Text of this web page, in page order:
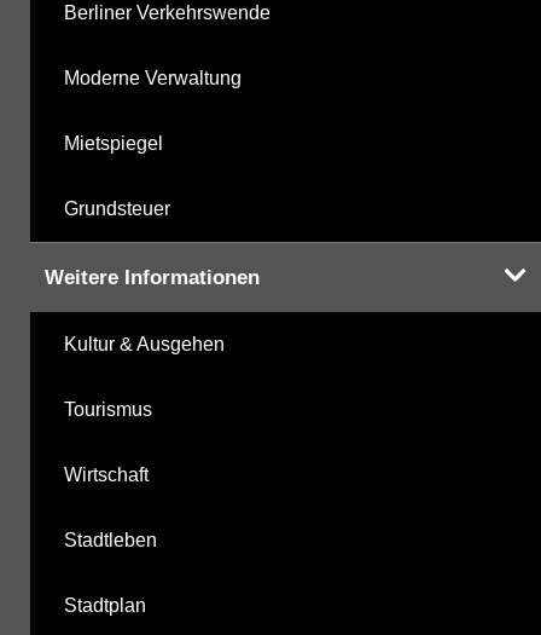
Berliner Verkehrswende
Moderne Verwaltung
Mietspiegel
Grundsteuer
Weitere Informationen
Kultur & Ausgehen
Tourismus
Wirtschaft
Stadtleben
Stadtplan